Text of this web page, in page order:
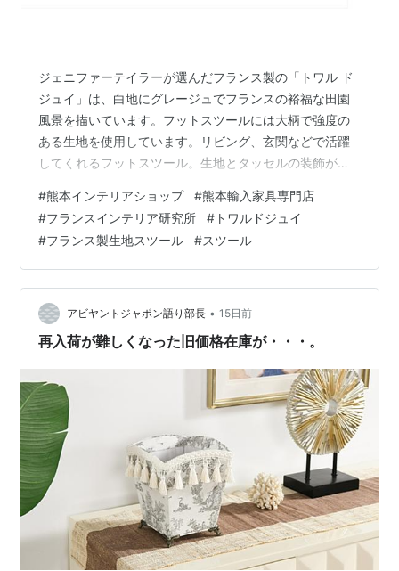
ジェニファーテイラーが選んだフランス製の「トワル ド
ジュイ」は、白地にグレージュでフランスの裕福な田園
風景を描いています。フットスツールには大柄で強度の
ある生地を使用しています。リビング、玄関などで活躍
してくれるフットスツール。生地とタッセルの装飾が美
空間に。 フランス製の伝統柄生地トワル･ド･ジュイのス
ツール トワル・ド・ジュイのフットスツール生地材質：
フランス製コットン100%タッセル・ロープ材質：ポリエ
ステル芯材材質：フランス製白樺天然木サイズ：W40
D35 H25 cm税込み価格：26,587円※送料無料でお届け
いたします。 www…
#熊本インテリアショップ #熊本輸入家具専門店
#フランスインテリア研究所 # トワルドジュイ
#フランス製生地スツール #スツール
アビヤントジャポン語り部長 • 15日前
再入荷が難しくなった旧価格在庫が・・・。